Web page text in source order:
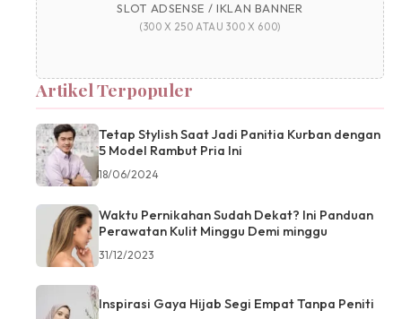
SLOT ADSENSE / IKLAN BANNER
(300 X 250 ATAU 300 X 600)
Artikel Terpopuler
Tetap Stylish Saat Jadi Panitia Kurban dengan
5 Model Rambut Pria Ini
18/06/2024
Waktu Pernikahan Sudah Dekat? Ini Panduan
Perawatan Kulit Minggu Demi minggu
31/12/2023
Inspirasi Gaya Hijab Segi Empat Tanpa Peniti